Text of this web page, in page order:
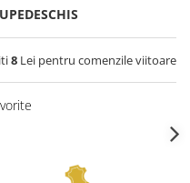
8 Lei pentru comenzile viitoare